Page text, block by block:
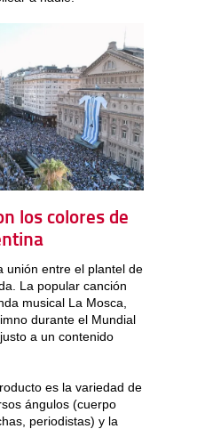
los colores de
unión entre el plantel de
La popular canción
musical La Mosca,
durante el Mundial
a un contenido
es la variedad de
ángulos (cuerpo
periodistas) y la